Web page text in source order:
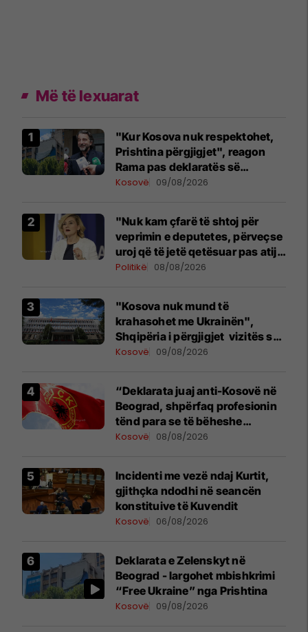
Më të lexuarat
"Kur Kosova nuk respektohet,
Prishtina përgjigjet", reagon
Rama pas deklaratës së
Zelenskyt në Beograd
Kosovë 09/08/2026
"Nuk kam çfarë të shtoj për
veprimin e deputetes, përveçse
uroj që të jetë qetësuar pas atij
momenti", reagon Kusari-Lila
Politikë 08/08/2026
"Kosova nuk mund të
krahasohet me Ukrainën",
Shqipëria i përgjigjet vizitës së
Zelenskyt në Serbi
Kosovë 09/08/2026
“Deklarata juaj anti-Kosovë në
Beograd, shpërfaq profesionin
tënd para se të bëheshe
president”, OVL e UÇK-së i
Kosovë 08/08/2026
Incidenti me vezë ndaj Kurtit,
gjithçka ndodhi në seancën
konstituive të Kuvendit
Kosovë 06/08/2026
Deklarata e Zelenskyt në
Beograd - largohet mbishkrimi
“Free Ukraine” nga Prishtina
Kosovë 09/08/2026